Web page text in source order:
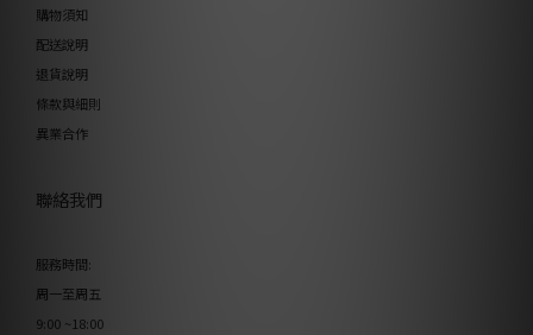
購物須知
配送說明
退貨說明
條款與細則
異業合作
聯絡我們
服務時間:
周一至周五
9:00 ~18:00